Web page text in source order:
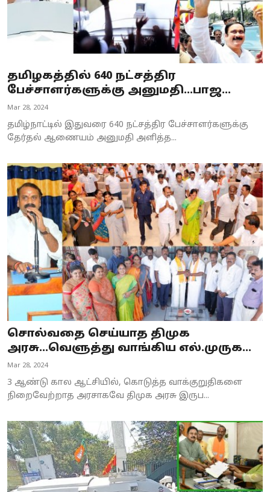
தமிழகத்தில் 640 நட்சத்திர
பேச்சாளர்களுக்கு அனுமதி...பாஜ...
Mar 28, 2024
தமிழ்நாட்டில் இதுவரை 640 நட்சத்திர பேச்சாளர்களுக்கு
தேர்தல் ஆணையம் அனுமதி அளித்த...
சொல்வதை செய்யாத திமுக
அரசு...வெளுத்து வாங்கிய எல்.முருக...
Mar 28, 2024
3 ஆண்டு கால ஆட்சியில், கொடுத்த வாக்குறுதிகளை
நிறைவேற்றாத அரசாகவே திமுக அரசு இருப...